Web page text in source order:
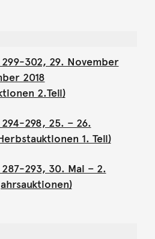
302, 29. November
2018
2.Teil)
298, 25. – 26.
1. Teil)
293, 30. Mai – 2.